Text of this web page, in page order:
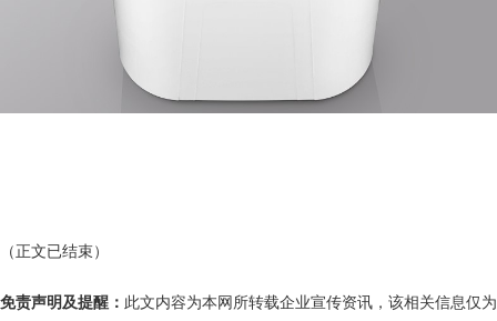
（正文已结束）
免责声明及提醒： 此文内容为本网所转载企业宣传资讯，该相关信息仅为